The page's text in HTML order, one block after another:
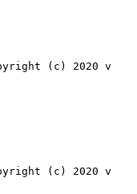
(c) 2020 v
(c) 2020 v